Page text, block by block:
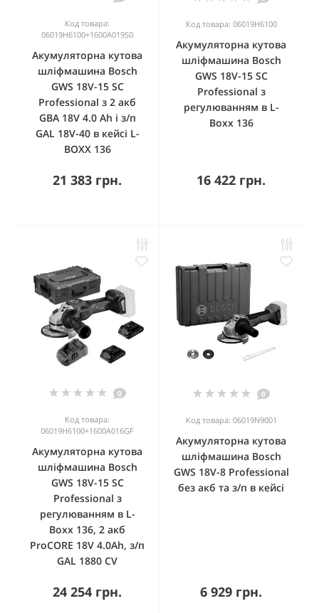
Код товара:
06019H6100+1600A019S0
Акумуляторна кутова
шліфмашина Bosch
GWS 18V-15 SC
Professional з 2 акб
GBA 18V 4.0 Ah і з/п
GAL 18V-40 в кейсі L-
BOXX 136
21 383 грн.
Код товара: 06019H6100
Акумуляторна кутова
шліфмашина Bosch
GWS 18V-15 SC
Professional з
регулюванням в L-
Boxx 136
16 422 грн.
0
Код товара:
06019H6100+1600A016GF
Акумуляторна кутова
шліфмашина Bosch
GWS 18V-15 SC
Professional з
регулюванням в L-
Boxx 136, 2 акб
ProCORE 18V 4.0Ah, з/п
GAL 1880 CV
24 254 грн.
0
Код товара: 06019N9001
Акумуляторна кутова
шліфмашина Bosch
GWS 18V-8 Professional
без акб та з/п в кейсі
6 929 грн.